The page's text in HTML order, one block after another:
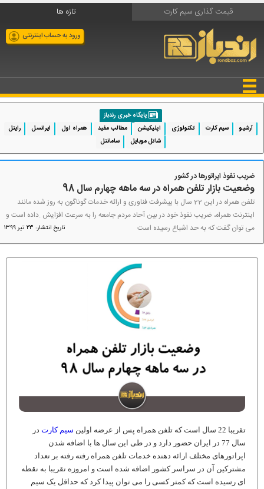
قیمت گذاری سیم کارت تازه ها
ورود به حساب اینترنتی
پایگاه خبری رندباز
آرشیو
سیم کارت تکنولوژی اپلیکیشن مطالب مفید همراه اول ایرانسل
رایتل
شاتل موبایل
سامانتل
ضریب نفوذ اپراتورها در کشور
وضعیت بازار تلفن همراه در سه ماهه چهارم سال 98
تلفن همراه در این 22 سال با پیشرفت فناوری و ارائه خدمات گوناگون به روز شده مانند
اینترنت همراه، ضریب نفوذ خود در بین آحاد مردم جامعه را به سرعت افزایش .داده است و
می‌ توان گفت که به حد اشباع رسیده است
تاریخ انتشار: 23 تیر 1399
تقریبا 22 سال است که تلفن همراه پس از عرضه اولین سیم کارت در
سال 77 در ایران حضور دارد و در طی این سال‌ ها با اضافه شدن
اپراتورهای مختلف ارائه دهنده خدمات تلفن همراه رفته رفته بر تعداد
مشترکین آن در سراسر کشور اضافه شده است و امروزه تقریبا به نقطه
ای رسیده است که کمتر کسی را می توان پیدا کرد که حداقل یک سیم